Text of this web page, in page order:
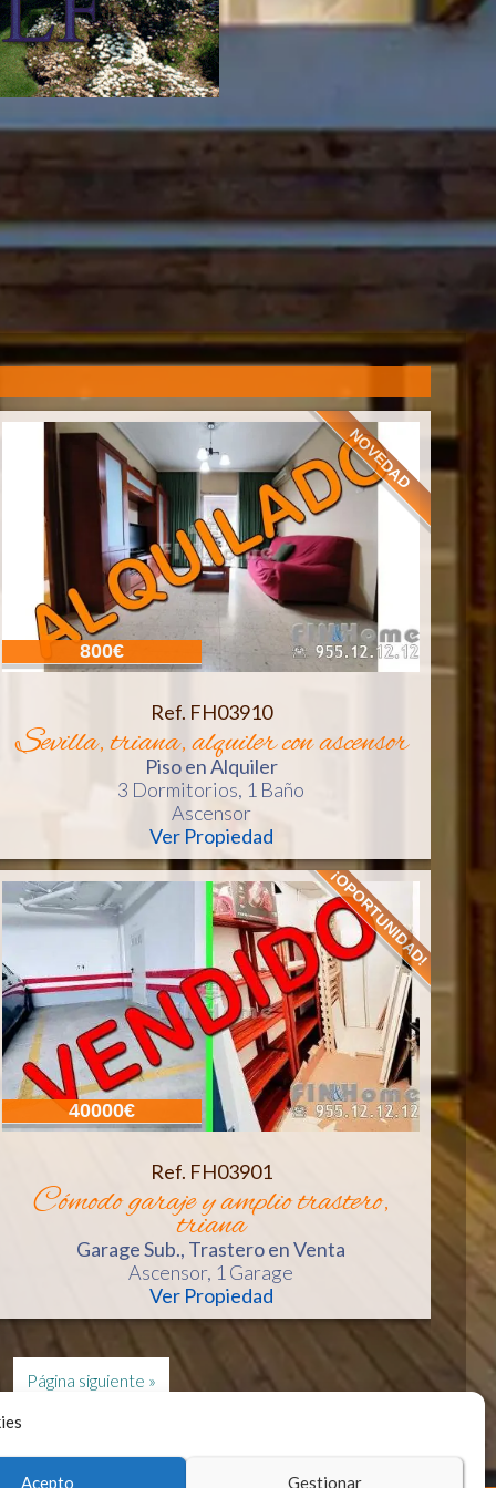
Acepto Gestionar
800€
NOVEDAD
Ref. FH03910
sevilla, triana, alquiler con ascensor
Pisoen Alquiler
3 Dormitorios, 1 Baño
Ascensor
Ver Propiedad
40000€
¡OPORTUNIDAD!
Ref. FH03901
cómodo garaje y amplio trastero,
triana
Garage Sub., Trasteroen Venta
Ascensor, 1 Garage
Ver Propiedad
Página siguiente »